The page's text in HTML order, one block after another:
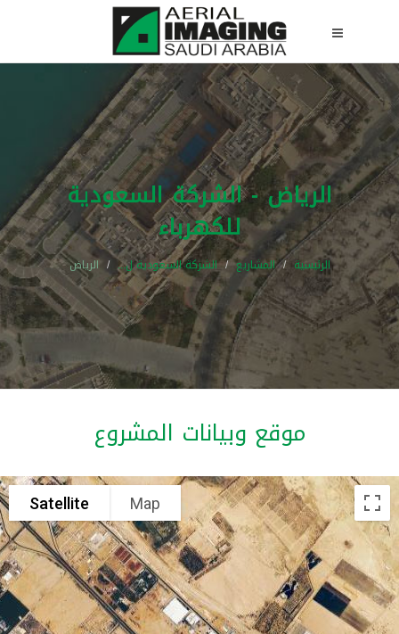
الرياض - الشركة السعودية
للكهرباء
الرئيسية المشاريع الشركة السعودية ل... الرياض
موقع وبيانات المشروع
Map
Satellite